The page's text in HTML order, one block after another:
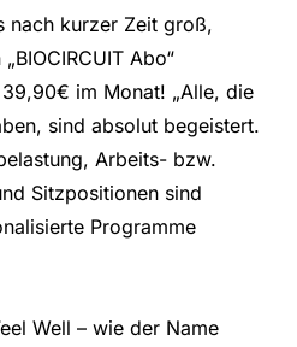
nach kurzer Zeit groß,
Abo“
im Monat! „Alle, die
sind absolut begeistert.
Arbeits- bzw.
Sitzpositionen sind
Programme
Well – wie der Name